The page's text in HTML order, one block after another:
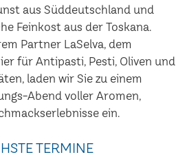
aus Süddeutschland und
Feinkost aus der Toskana.
Partner LaSelva, dem
für Antipasti, Pesti, Oliven und
laden wir Sie zu einem
Abend voller Aromen,
ein.
TERMINE